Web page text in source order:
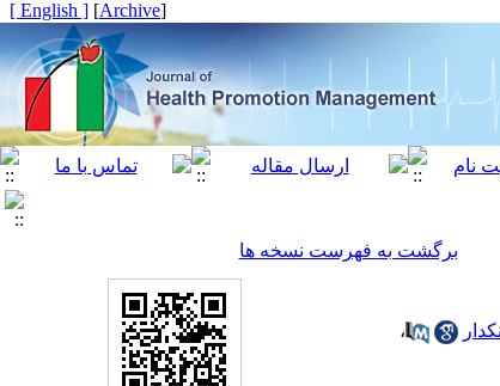
[
Archive
]
[ English ]
برگشت به فهرست نسخه ها
،